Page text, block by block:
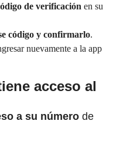
de verificación en su
código y confirmarlo.
nuevamente a la app
acceso al
a su número de